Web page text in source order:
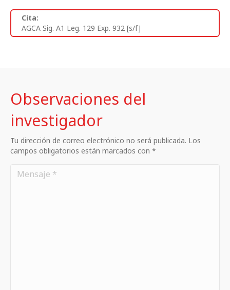
Cita:
AGCA Sig. A1 Leg. 129 Exp. 932 [s/f]
Observaciones del
investigador
Tu dirección de correo electrónico no será publicada. Los
campos obligatorios están marcados con *